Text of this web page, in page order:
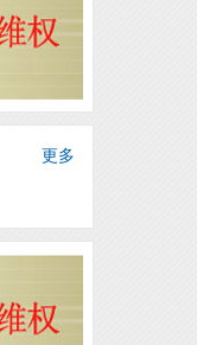
更多